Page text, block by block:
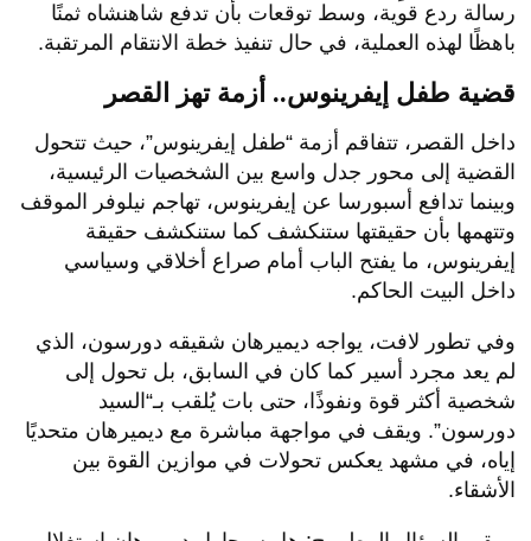
رسالة ردع قوية، وسط توقعات بأن تدفع شاهنشاه ثمنًا
باهظًا لهذه العملية، في حال تنفيذ خطة الانتقام المرتقبة.
قضية طفل إيفرينوس.. أزمة تهز القصر
داخل القصر، تتفاقم أزمة “طفل إيفرينوس”، حيث تتحول
القضية إلى محور جدل واسع بين الشخصيات الرئيسية،
وبينما تدافع أسبورسا عن إيفرينوس، تهاجم نيلوفر الموقف
وتتهمها بأن حقيقتها ستنكشف كما ستنكشف حقيقة
إيفرينوس، ما يفتح الباب أمام صراع أخلاقي وسياسي
داخل البيت الحاكم.
وفي تطور لافت، يواجه ديميرهان شقيقه دورسون، الذي
لم يعد مجرد أسير كما كان في السابق، بل تحول إلى
شخصية أكثر قوة ونفوذًا، حتى بات يُلقب بـ“السيد
دورسون”. ويقف في مواجهة مباشرة مع ديميرهان متحديًا
إياه، في مشهد يعكس تحولات في موازين القوة بين
الأشقاء.